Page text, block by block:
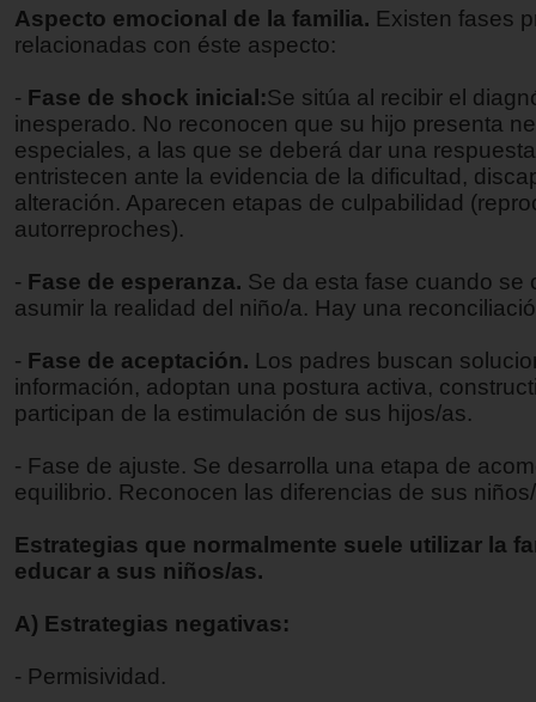
Aspecto emocional de la familia. Existen fases
relacionadas con éste aspecto:
- Fase de shock inicial:Se sitúa al recibir el
inesperado. No reconocen que su hijo presenta
especiales, a las que se deberá dar una
entristecen ante la evidencia de la dificultad,
alteración. Aparecen etapas de culpabilidad
autorreproches).
- Fase de esperanza. Se da esta fase cuando se
asumir la realidad del niño/a. Hay una
- Fase de aceptación. Los padres buscan
información, adoptan una postura activa,
participan de la estimulación de sus hijos/as.
- Fase de ajuste. Se desarrolla una etapa de
equilibrio. Reconocen las diferencias de sus
Estrategias que normalmente suele utilizar la
educar a sus niños/as.
A) Estrategias negativas:
- Permisividad.